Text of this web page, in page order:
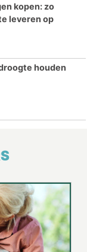
kopen: zo
leveren op
houden